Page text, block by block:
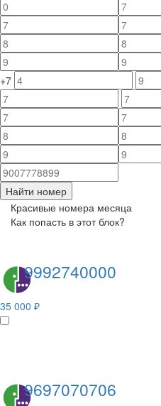
+7
Найти номер
Красивые номера месяца
Как попасть в этот блок?
9992740000
35 000 ₽
9697070706